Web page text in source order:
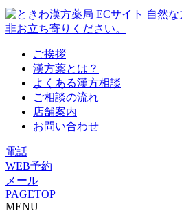
ご挨拶
漢方薬とは？
よくある漢方相談
ご相談の流れ
店舗案内
お問い合わせ
電話
WEB予約
メール
PAGETOP
MENU